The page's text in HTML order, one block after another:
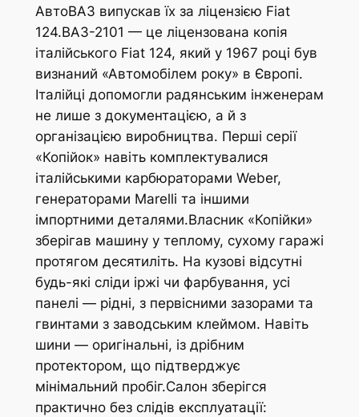
АвтоВАЗ випускав їх за ліцензією Fiat
124.ВАЗ-2101 — це ліцензована копія
італійського Fiat 124, який у 1967 році був
визнаний «Автомобілем року» в Європі.
Італійці допомогли радянським інженерам
не лише з документацією, а й з
організацією виробництва. Перші серії
«Копійок» навіть комплектувалися
італійськими карбюраторами Weber,
генераторами Marelli та іншими
імпортними деталями.Власник «Копійки»
зберігав машину у теплому, сухому гаражі
протягом десятиліть. На кузові відсутні
будь-які сліди іржі чи фарбування, усі
панелі — рідні, з первісними зазорами та
гвинтами з заводським клеймом. Навіть
шини — оригінальні, із дрібним
протектором, що підтверджує
мінімальний пробіг.Салон зберігся
практично без слідів експлуатації: